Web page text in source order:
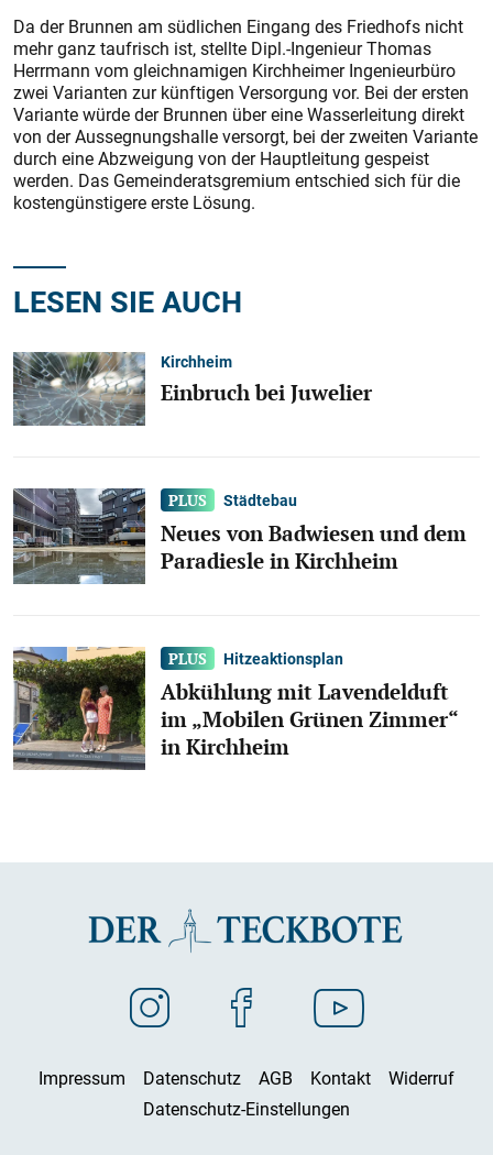
Da der Brunnen am südlichen Eingang des Friedhofs nicht
mehr ganz taufrisch ist, stellte Dipl.-Ingenieur Thomas
Herrmann vom gleichnamigen Kirchheimer Ingenieurbüro
zwei Varianten zur künftigen Versorgung vor. Bei der ersten
Variante würde der Brunnen über eine Wasserleitung direkt
von der Aussegnungshalle versorgt, bei der zweiten Variante
durch eine Abzweigung von der Hauptleitung gespeist
werden. Das Gemeinderatsgremium entschied sich für die
kostengünstigere erste Lösung.
LESEN SIE AUCH
Kirchheim
Einbruch bei Juwelier
Städtebau
Neues von Badwiesen und dem
Paradiesle in Kirchheim
Hitzeaktionsplan
Abkühlung mit Lavendelduft
im „Mobilen Grünen Zimmer“
in Kirchheim
Impressum Datenschutz AGB Kontakt
Widerruf
Datenschutz-Einstellungen